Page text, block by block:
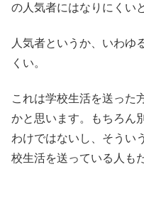
の人気者にはなりにくい
人気者というか、いわゆ
くい。
これは学校生活を送った
かと思います。もちろん
わけではないし、そうい
校生活を送っている人も